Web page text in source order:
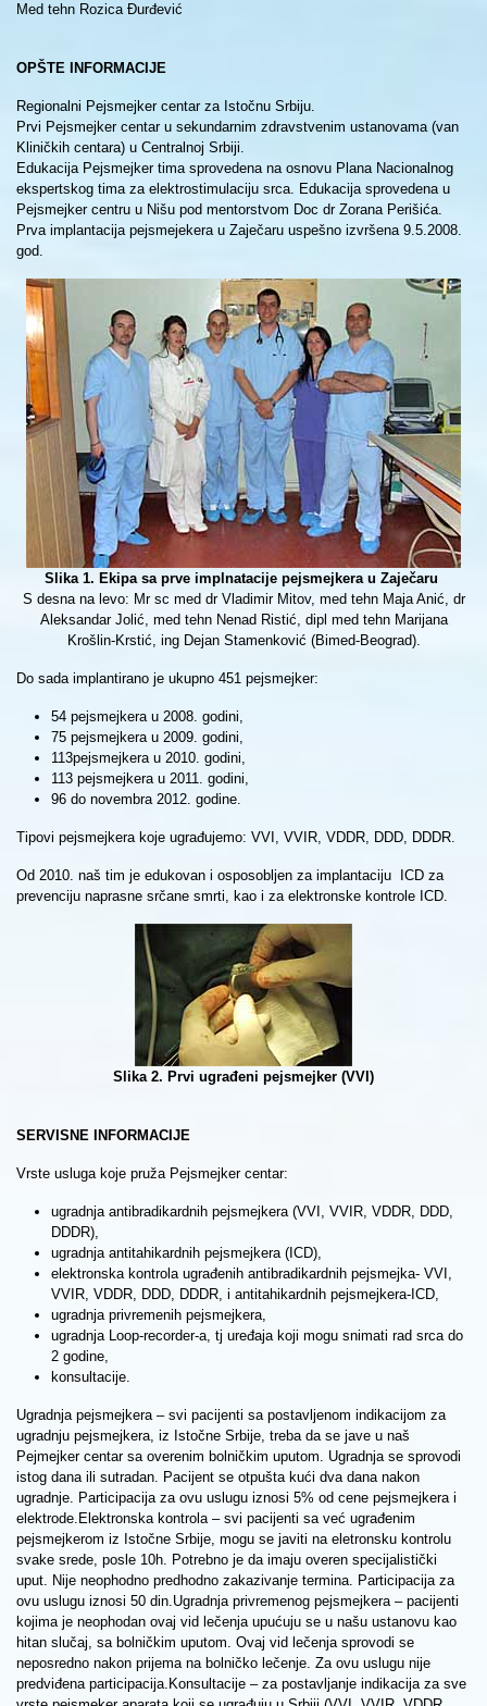
Med tehn Rozica Đurđević
OPŠTE INFORMACIJE
Regionalni Pejsmejker centar za Istočnu Srbiju.
Prvi Pejsmejker centar u sekundarnim zdravstvenim ustanovama (van
Kliničkih centara) u Centralnoj Srbiji.
Edukacija Pejsmejker tima sprovedena na osnovu Plana Nacionalnog
ekspertskog tima za elektrostimulaciju srca. Edukacija sprovedena u
Pejsmejker centru u Nišu pod mentorstvom Doc dr Zorana Perišića.
Prva implantacija pejsmejekera u Zaječaru uspešno izvršena 9.5.2008.
god.
Slika 1. Ekipa sa prve implnatacije pejsmejkera u Zaječaru
S desna na levo: Mr sc med dr Vladimir Mitov, med tehn Maja Anić, dr
Aleksandar Jolić, med tehn Nenad Ristić, dipl med tehn Marijana
Krošlin-Krstić, ing Dejan Stamenković (Bimed-Beograd).
Do sada implantirano je ukupno 451 pejsmejker:
54 pejsmejkera u 2008. godini,
75 pejsmejkera u 2009. godini,
113pejsmejkera u 2010. godini,
113 pejsmejkera u 2011. godini,
96 do novembra 2012. godine.
Tipovi pejsmejkera koje ugrađujemo: VVI, VVIR, VDDR, DDD, DDDR.
Od 2010. naš tim je edukovan i osposobljen za implantaciju ICD za
prevenciju naprasne srčane smrti, kao i za elektronske kontrole ICD.
Slika 2. Prvi ugrađeni pejsmejker (VVI)
SERVISNE INFORMACIJE
Vrste usluga koje pruža Pejsmejker centar:
ugradnja antibradikardnih pejsmejkera (VVI, VVIR, VDDR, DDD,
DDDR),
ugradnja antitahikardnih pejsmejkera (ICD),
elektronska kontrola ugrađenih antibradikardnih pejsmejka- VVI,
VVIR, VDDR, DDD, DDDR, i antitahikardnih pejsmejkera-ICD,
ugradnja privremenih pejsmejkera,
ugradnja Loop-recorder-a, tj uređaja koji mogu snimati rad srca do
2 godine,
konsultacije.
Ugradnja pejsmejkera – svi pacijenti sa postavljenom indikacijom za
ugradnju pejsmejkera, iz Istočne Srbije, treba da se jave u naš
Pejmejker centar sa overenim bolničkim uputom. Ugradnja se sprovodi
istog dana ili sutradan. Pacijent se otpušta kući dva dana nakon
ugradnje. Participacija za ovu uslugu iznosi 5% od cene pejsmejkera i
elektrode.Elektronska kontrola – svi pacijenti sa već ugrađenim
pejsmejkerom iz Istočne Srbije, mogu se javiti na eletronsku kontrolu
svake srede, posle 10h. Potrebno je da imaju overen specijalistički
uput. Nije neophodno predhodno zakazivanje termina. Participacija za
ovu uslugu iznosi 50 din.Ugradnja privremenog pejsmejkera – pacijenti
kojima je neophodan ovaj vid lečenja upućuju se u našu ustanovu kao
hitan slučaj, sa bolničkim uputom. Ovaj vid lečenja sprovodi se
neposredno nakon prijema na bolničko lečenje. Za ovu uslugu nije
predviđena participacija.Konsultacije – za postavljanje indikacija za sve